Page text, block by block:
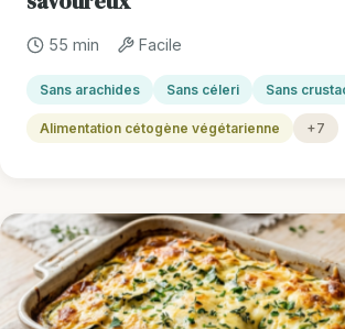
55 min Facile
Sans arachides Sans céleri Sans
Alimentation cétogène végétarienne +7